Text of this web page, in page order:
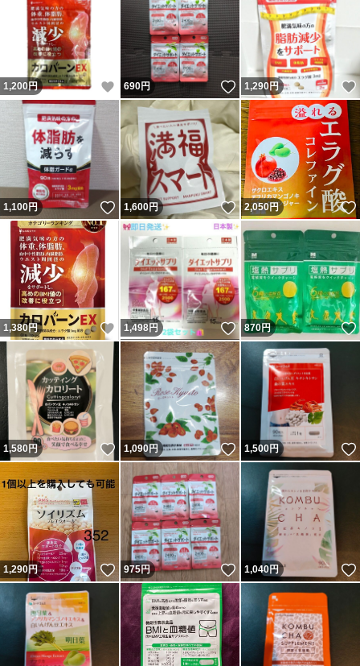
1,200円 いいね！
690円 いいね！
1,290円
1,100円 いいね！
1,600円 いいね！
2,050円
1,380円 いいね！
1,498円 いいね！
870円
1,580円 いいね！
1,090円 いいね！
1,500円
1,290円 いいね！
975円 いいね！
1,040円